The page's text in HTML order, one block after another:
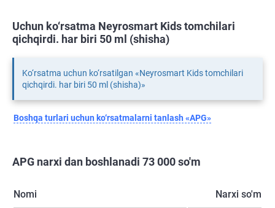
Uchun ko‘rsatma Neyrosmart Kids tomchilari
qichqirdi. har biri 50 ml (shisha)
Ko‘rsatma uchun ko‘rsatilgan «Neyrosmart Kids tomchilari
qichqirdi. har biri 50 ml (shisha)»
Boshqa turlari uchun ko‘rsatmalarni tanlash «APG»
APG narxi dan boshlanadi 73 000 so'm
Nomi Narxi so'm